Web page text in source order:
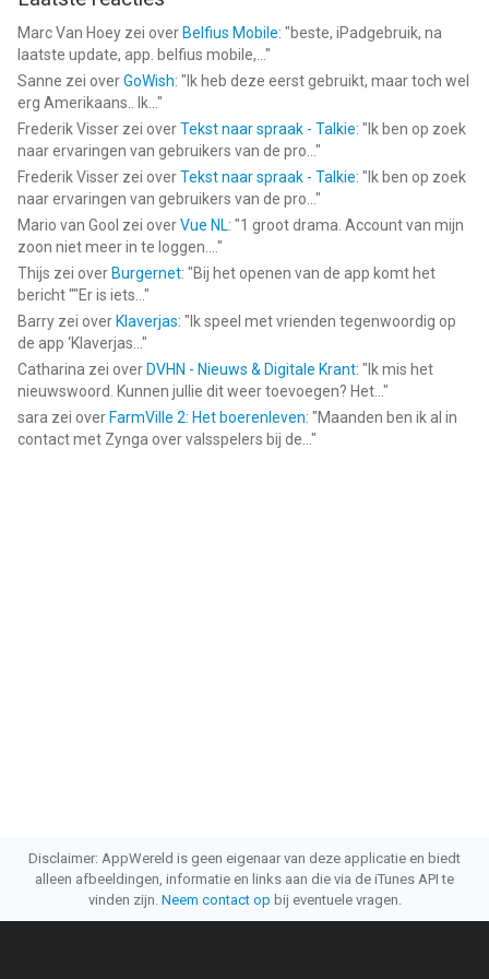
Marc Van Hoey zei over Belfius Mobile: "beste, iPadgebruik, na
laatste update, app. belfius mobile,... "
Sanne zei overGoWish: " Ik heb deze eerst gebruikt, maar toch wel
erg Amerikaans.. Ik... "
Frederik Visser zei overTekst naar spraak - Talkie: " Ik ben op zoek
naar ervaringen van gebruikers van de pro... "
Frederik Visser zei overTekst naar spraak - Talkie: " Ik ben op zoek
naar ervaringen van gebruikers van de pro... "
Mario van Gool zei overVue NL: "1 groot drama. Account van mijn
zoon niet meer in te loggen.... "
Thijs zei over Burgernet: "Bij het openen van de app komt het
bericht ""Er is iets... "
Barry zei over Klaverjas: " Ik speel met vrienden tegenwoordig op
de app ‘Klaverjas... "
Catharina zei over DVHN - Nieuws & Digitale Krant: " Ik mis het
nieuwswoord. Kunnen jullie dit weer toevoegen? Het... "
sara zei over FarmVille 2: Het boerenleven: "Maanden ben ik al in
contact met Zynga over valsspelers bij de... "
Disclaimer: AppWereld is geen eigenaar van deze applicatie en biedt
alleen afbeeldingen, informatie en links aan die via de iTunes API te
vinden zijn. Neem contact op bij eventuele vragen.